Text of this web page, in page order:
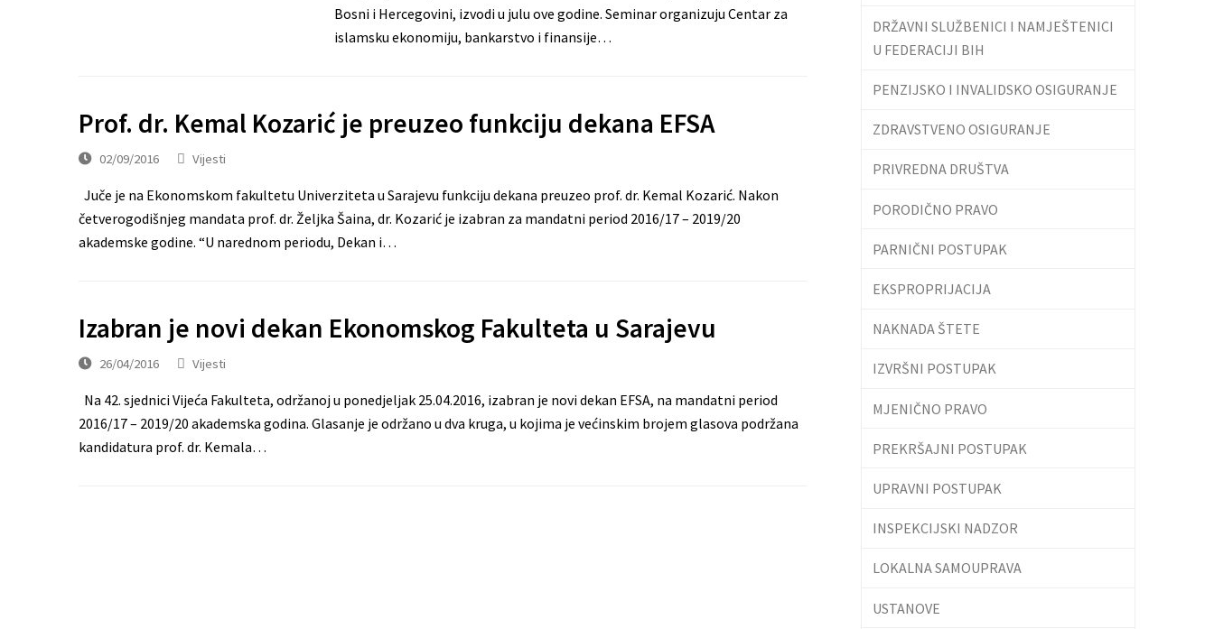
Bosni i Hercegovini, izvodi u julu ove godine. Seminar organizuju Centar za
islamsku ekonomiju, bankarstvo i finansije…
Prof. dr. Kemal Kozarić je preuzeo funkciju dekana EFSA
02/09/2016 Vijesti
Juče je na Ekonomskom fakultetu Univerziteta u Sarajevu funkciju dekana preuzeo prof. dr. Kemal Kozarić. Nakon
četverogodišnjeg mandata prof. dr. Željka Šaina, dr. Kozarić je izabran za mandatni period 2016/17 – 2019/20
akademske godine. “U narednom periodu, Dekan i…
Izabran je novi dekan Ekonomskog Fakulteta u Sarajevu
26/04/2016 Vijesti
Na 42. sjednici Vijeća Fakulteta, održanoj u ponedjeljak 25.04.2016, izabran je novi dekan EFSA, na mandatni period
2016/17 – 2019/20 akademska godina. Glasanje je održano u dva kruga, u kojima je većinskim brojem glasova podržana
kandidatura prof. dr. Kemala…
DRŽAVNI SLUŽBENICI I NAMJEŠTENICI
U FEDERACIJI BIH
PENZIJSKO I INVALIDSKO OSIGURANJE
ZDRAVSTVENO OSIGURANJE
PRIVREDNA DRUŠTVA
PORODIČNO PRAVO
PARNIČNI POSTUPAK
EKSPROPRIJACIJA
NAKNADA ŠTETE
IZVRŠNI POSTUPAK
MJENIČNO PRAVO
PREKRŠAJNI POSTUPAK
UPRAVNI POSTUPAK
INSPEKCIJSKI NADZOR
LOKALNA SAMOUPRAVA
USTANOVE